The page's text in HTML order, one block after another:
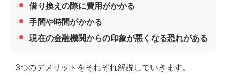
借り換えの際に費用がかかる
手間や時間がかかる
現在の金融機関からの印象が悪くなる恐れがある
3つのデメリットをそれぞれ解説していきます。